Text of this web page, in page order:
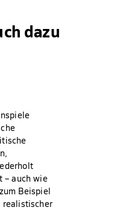
dazu
– auch wie
Beispiel
realistischer